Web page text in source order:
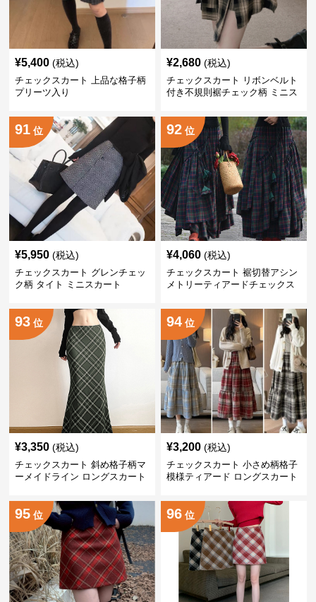
¥5,400 (税込)
チェックスカート 上品な格子柄
プリーツ入り
¥2,680 (税込)
チェックスカート リボンベルト
付き不規則裾チェック柄 ミニス
91 位
¥5,950 (税込)
チェックスカート グレンチェッ
ク柄 タイト ミニスカート
92 位
¥4,060 (税込)
チェックスカート 裾切替アシン
メトリーティアードチェックス
93 位
¥3,350 (税込)
チェックスカート 斜め格子柄マ
ーメイドライン ロングスカート
94 位
¥3,200 (税込)
チェックスカート 小さめ柄格子
模様ティアード ロングスカート
95 位 96 位